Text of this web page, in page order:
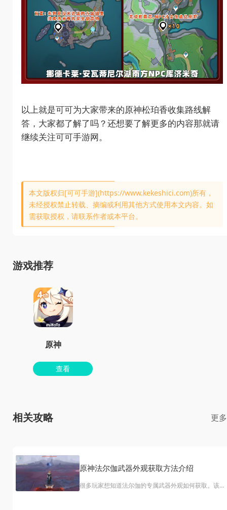
以上就是可可为大家带来的原神松珀香收集路线解
答，大家都了解了吗？还想要了解更多的内容那就请
继续关注可可手游网。
本文版权归[可可手游](https://www.kekeshici.com)所有，
未经授权禁止转载、摘编或利用其他方式使用本文内容。如
需获取授权，请联系作者或本平台。
游戏推荐
原神
查看
相关攻略 更
原神法尔伽武器外观获取方法介绍
​很多玩家想知道法尔伽的专属武器外观如何获取。该外